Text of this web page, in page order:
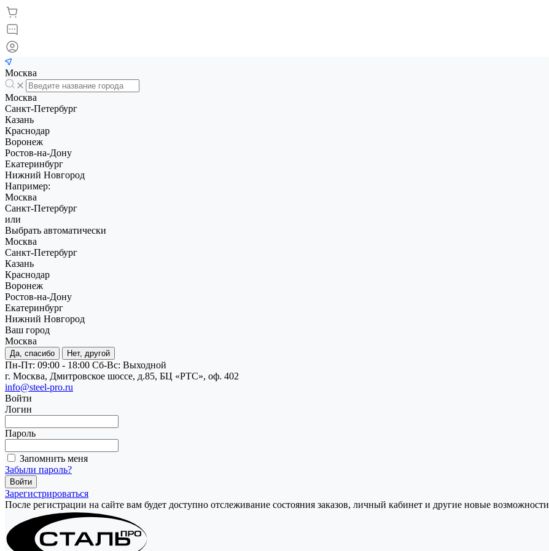
Москва
Москва
Санкт-Петербург
Казань
Краснодар
Воронеж
Ростов-на-Дону
Екатеринбург
Нижний Новгород
Например:
Москва
Санкт-Петербург
или
Выбрать автоматически
Москва
Санкт-Петербург
Казань
Краснодар
Воронеж
Ростов-на-Дону
Екатеринбург
Нижний Новгород
Ваш город
Москва
Да, спасибо Нет, другой
Пн-Пт: 09:00 - 18:00 Cб-Вс: Выходной
г. Москва, Дмитровское шоссе, д.85, БЦ «РТС», оф. 402
info@steel-pro.ru
Войти
Логин
Пароль
Запомнить меня
Забыли пароль?
Зарегистрироваться
После регистрации на сайте вам будет доступно отслеживание состояния заказов, личный кабинет и другие новые возможности